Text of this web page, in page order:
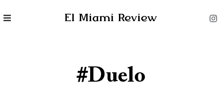
El Miami Review
#duelo